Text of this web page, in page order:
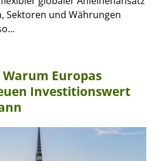
Sektoren und Währungen
Europas
Investitionswert